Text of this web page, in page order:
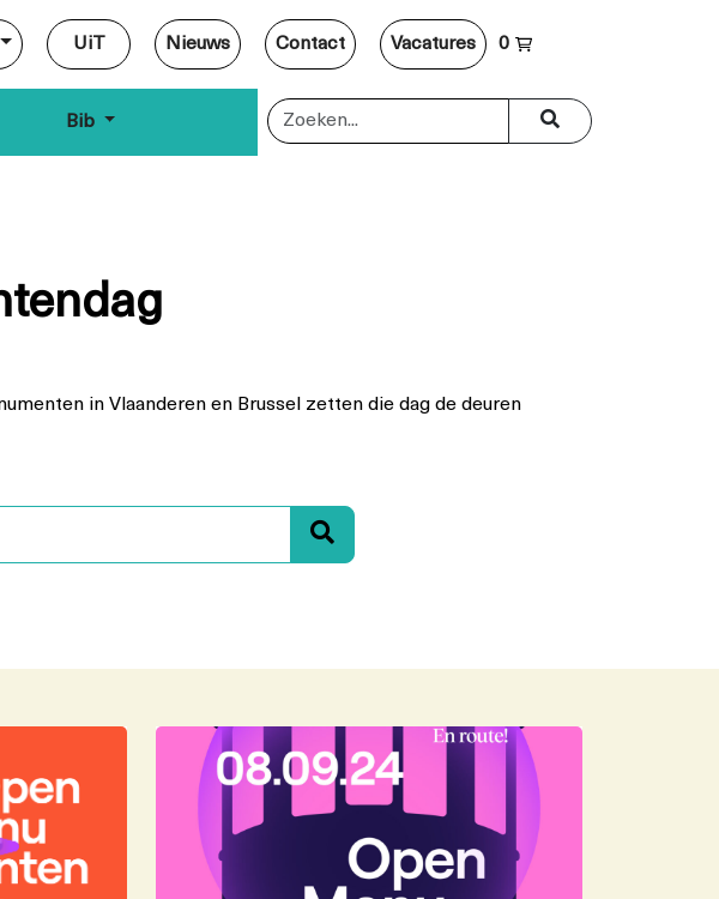
UiT Nieuws Contact Vacatures 0
Bib
in Vlaanderen en Brussel zetten die dag de deuren